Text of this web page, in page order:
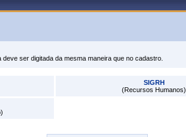
ser digitada da mesma maneira que no cadastro.
SIGRH
(Recursos Humanos)